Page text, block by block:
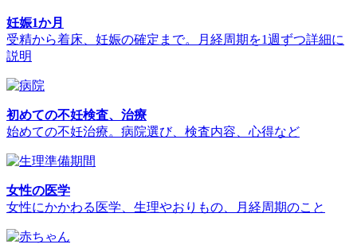
妊娠1か月
受精から着床、妊娠の確定まで。月経周期を1週ずつ詳細に
説明
初めての不妊検査、治療
始めての不妊治療。病院選び、検査内容、心得など
女性の医学
女性にかかわる医学、生理やおりもの、月経周期のこと